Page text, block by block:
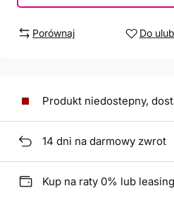
Porównaj Do
Produkt niedostepny,
14 dni na darmowy zwrot
Kup na raty 0% lub